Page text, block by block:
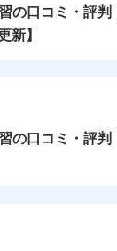
の口コミ・評
新】
の口コミ・評